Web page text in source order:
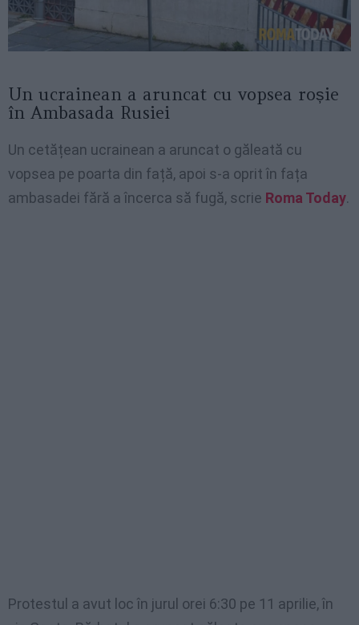
Un ucrainean a aruncat cu vopsea roșie
în Ambasada Rusiei
Un cetățean ucrainean a aruncat o găleată cu
vopsea pe poarta din față, apoi s-a oprit în fața
ambasadei fără a încerca să fugă, scrie Roma Today.
Protestul a avut loc în jurul orei 6:30 pe 11 aprilie, în